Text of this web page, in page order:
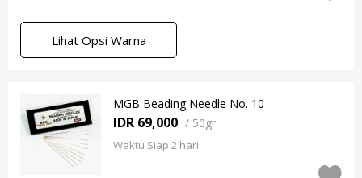
Lihat Opsi Warna
MGB Beading Needle No. 10
IDR 69,000 / 50gr
Waktu Siap 2 hari